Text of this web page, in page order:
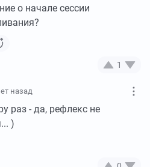
о начале сессии
1
назад
раз - да, рефлекс не
)